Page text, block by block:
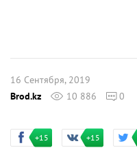
16 Сентября, 2019
Brod.kz
10 886 0
+15 +15